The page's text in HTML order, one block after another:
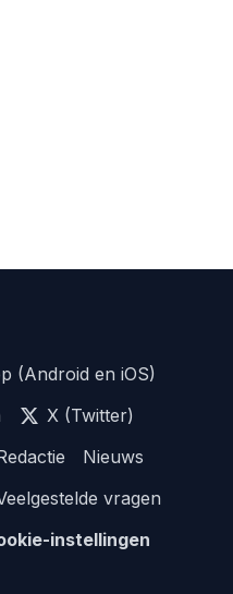
(Android en iOS)
X (Twitter)
Nieuws
vragen
instellingen